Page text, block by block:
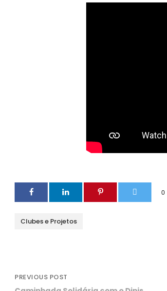
0
Clubes e Projetos
PREVIOUS POST